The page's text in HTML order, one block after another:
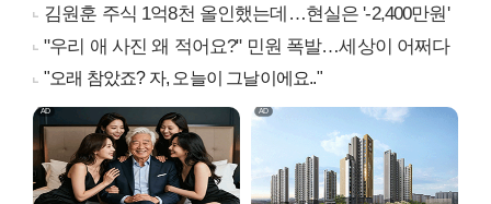
김원훈 주식 1억8천 올인했는데…현실은 '-2,400만원'
"우리 애 사진 왜 적어요?" 민원 폭발…세상이 어쩌다
"오래 참았죠? 자, 오늘이 그날이에요.."